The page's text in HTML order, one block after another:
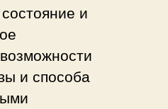
и
и способа